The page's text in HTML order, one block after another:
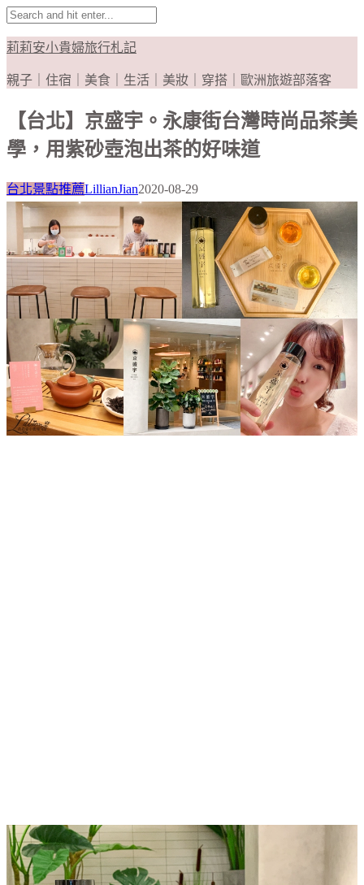
莉莉安小貴婦旅行札記
親子｜住宿｜美食｜生活｜美妝｜穿搭｜歐洲旅遊部落客
【台北】京盛宇。永康街台灣時尚品茶美
學，用紫砂壺泡出茶的好味道
台北景點推薦LillianJian2020-08-29